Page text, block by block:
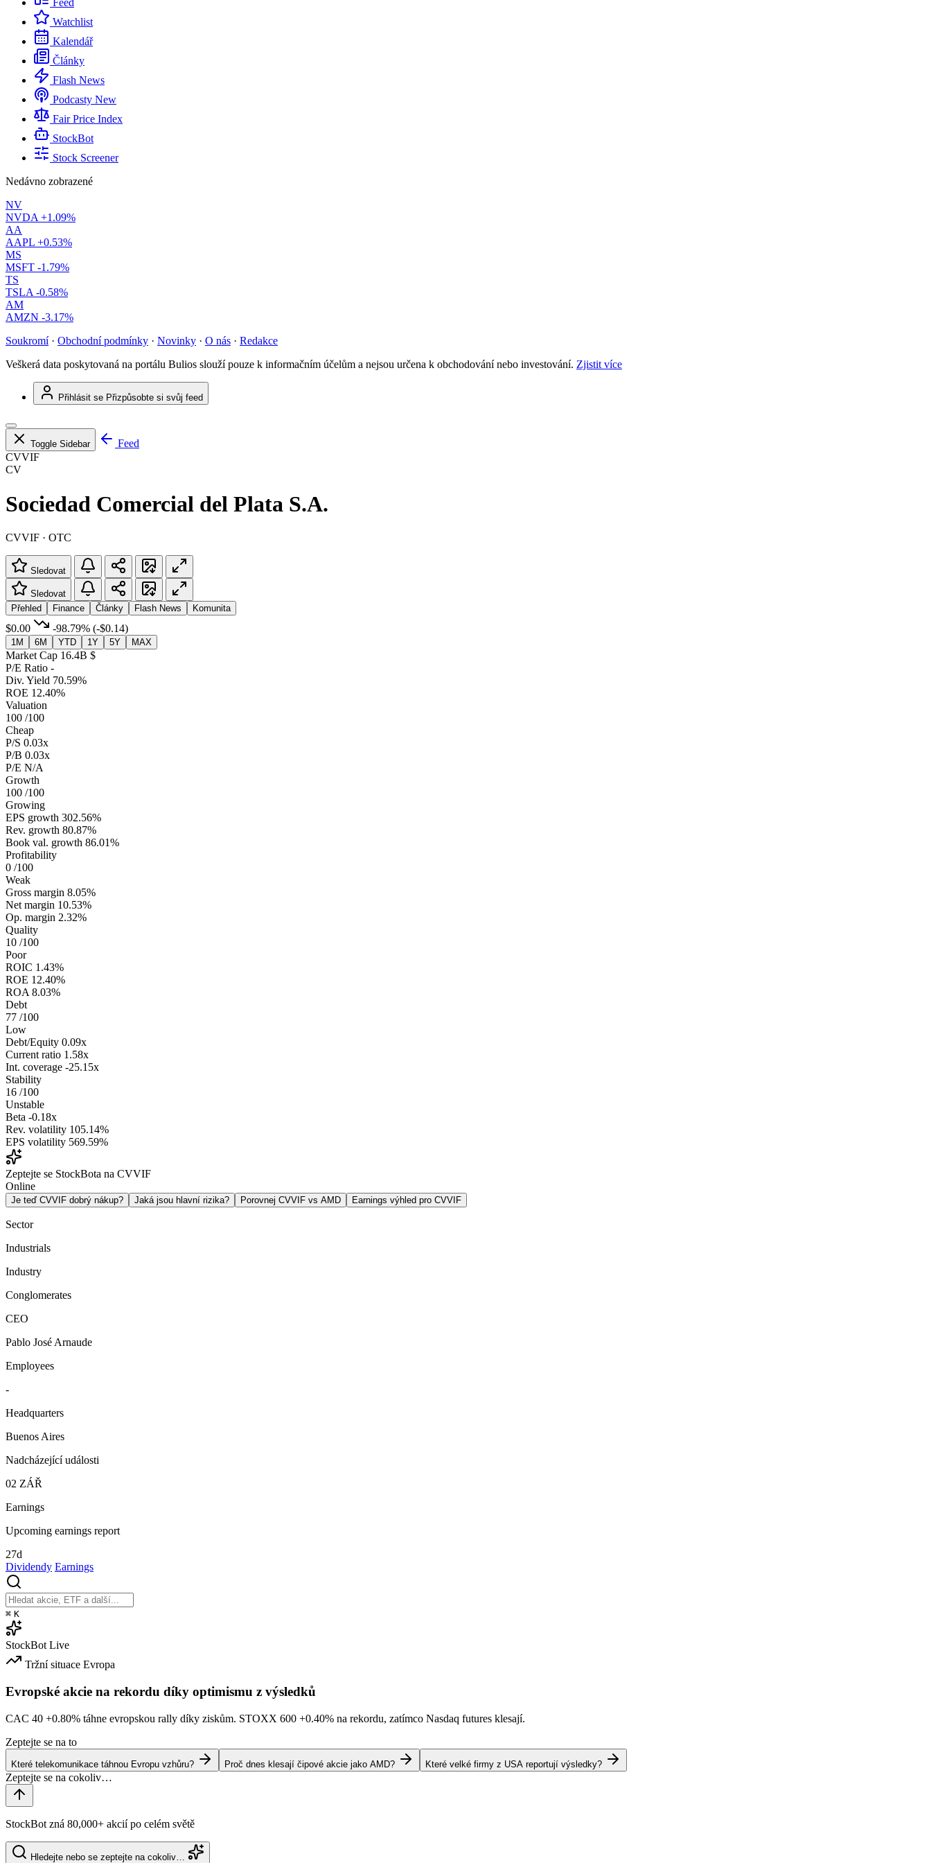
Feed
Watchlist
Kalendář
Články
Flash News
Podcasty New
Fair Price Index
StockBot
Stock Screener
Nedávno zobrazené
NV
NVDA +1.09%
AA
AAPL +0.53%
MS
MSFT -1.79%
TS
TSLA -0.58%
AM
AMZN -3.17%
Soukromí · Obchodní podmínky · Novinky · O nás · Redakce
Veškerá data poskytovaná na portálu Bulios slouží pouze k informačním účelům a nejsou určena k obchodování nebo investování. Zjistit více
Přihlásit se Přizpůsobte si svůj feed
Toggle Sidebar
Feed
CVVIF
CV
Sociedad Comercial del Plata S.A.
CVVIF · OTC
Sledovat
Sledovat
Přehled
Finance Články Flash News Komunita
$0.00 -98.79% (-$0.14)
1M 6M YTD 1Y 5Y MAX
Market Cap 16.4B $
P/E Ratio -
Div. Yield 70.59%
ROE 12.40%
Valuation
100 /100
Cheap
P/S 0.03x
P/B 0.03x
P/E N/A
Growth
100 /100
Growing
EPS growth 302.56%
Rev. growth 80.87%
Book val. growth 86.01%
Profitability
0 /100
Weak
Gross margin 8.05%
Net margin 10.53%
Op. margin 2.32%
Quality
10 /100
Poor
ROIC 1.43%
ROE 12.40%
ROA 8.03%
Debt
77 /100
Low
Debt/Equity 0.09x
Current ratio 1.58x
Int. coverage -25.15x
Stability
16 /100
Unstable
Beta -0.18x
Rev. volatility 105.14%
EPS volatility 569.59%
Zeptejte se StockBota na CVVIF
Online
Je teď CVVIF dobrý nákup? Jaká jsou hlavní rizika? Porovnej CVVIF vs AMD Earnings výhled pro CVVIF
Sector
Industrials
Industry
Conglomerates
CEO
Pablo José Arnaude
Employees
-
Headquarters
Buenos Aires
Nadcházející události
02 ZÁŘ
Earnings
Upcoming earnings report
27d
Dividendy Earnings
⌘ K
StockBot Live
Tržní situace Evropa
Evropské akcie na rekordu díky optimismu z výsledků
CAC 40 +0.80% táhne evropskou rally díky ziskům. STOXX 600 +0.40% na rekordu, zatímco Nasdaq futures klesají.
Zeptejte se na to
Které telekomunikace táhnou Evropu vzhůru? Proč dnes klesají čipové akcie jako AMD? Které velké firmy z USA reportují výsledky?
StockBot zná 80,000+ akcií po celém světě
Hledejte nebo se zeptejte na cokoliv…